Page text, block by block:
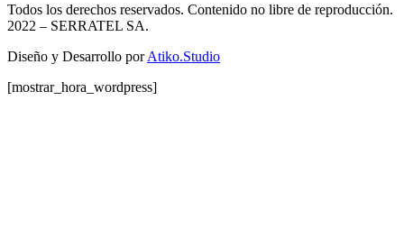
Todos los derechos reservados. Contenido no libre de reproducción.
2022 – SERRATEL SA.
Diseño y Desarrollo porAtiko.Studio
[mostrar_hora_wordpress]